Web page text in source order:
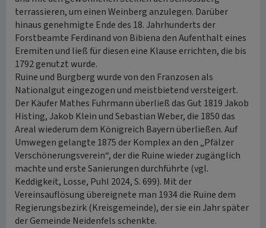
terrassieren, um einen Weinberg anzulegen. Darüber
hinaus genehmigte Ende des 18. Jahrhunderts der
Forstbeamte Ferdinand von Bibiena den Aufenthalt eines
Eremiten und ließ für diesen eine Klause errichten, die bis
1792 genutzt wurde.
Ruine und Burgberg wurde von den Franzosen als
Nationalgut eingezogen und meistbietend versteigert.
Der Käufer Mathes Fuhrmann überließ das Gut 1819 Jakob
Histing, Jakob Klein und Sebastian Weber, die 1850 das
Areal wiederum dem Königreich Bayern überließen. Auf
Umwegen gelangte 1875 der Komplex an den „Pfälzer
Verschönerungsverein“, der die Ruine wieder zugänglich
machte und erste Sanierungen durchführte (vgl.
Keddigkeit, Losse, Puhl 2024, S. 699). Mit der
Vereinsauflösung übereignete man 1934 die Ruine dem
Regierungsbezirk (Kreisgemeinde), der sie ein Jahr später
der Gemeinde Neidenfels schenkte.